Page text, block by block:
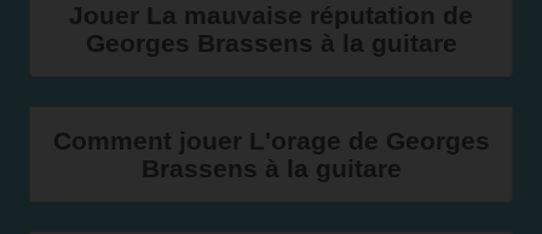
Jouer La mauvaise réputation de
Georges Brassens à la guitare
Comment jouer L'orage de Georges
Brassens à la guitare